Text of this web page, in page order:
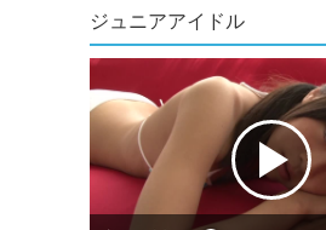
ジュニアアイドル